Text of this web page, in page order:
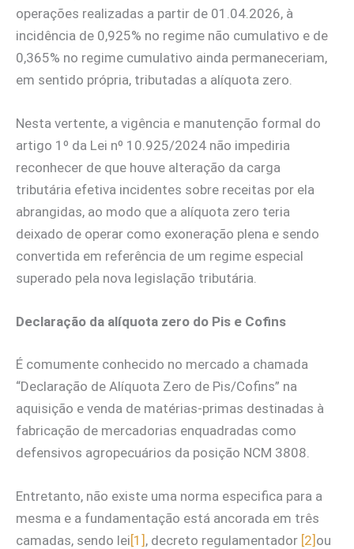
operações realizadas a partir de 01.04.2026, à
incidência de 0,925% no regime não cumulativo e de
0,365% no regime cumulativo ainda permaneceriam,
em sentido própria, tributadas a alíquota zero.
Nesta vertente, a vigência e manutenção formal do
artigo 1º da Lei nº 10.925/2024 não impediria
reconhecer de que houve alteração da carga
tributária efetiva incidentes sobre receitas por ela
abrangidas, ao modo que a alíquota zero teria
deixado de operar como exoneração plena e sendo
convertida em referência de um regime especial
superado pela nova legislação tributária.
Declaração da alíquota zero do Pis e Cofins
É comumente conhecido no mercado a chamada
“Declaração de Alíquota Zero de Pis/Cofins” na
aquisição e venda de matérias-primas destinadas à
fabricação de mercadorias enquadradas como
defensivos agropecuários da posição NCM 3808.
Entretanto, não existe uma norma especifica para a
mesma e a fundamentação está ancorada em três
camadas, sendo lei [1] , decreto regulamentador [2] ou